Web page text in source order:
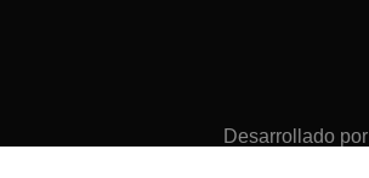
Desarrollado por